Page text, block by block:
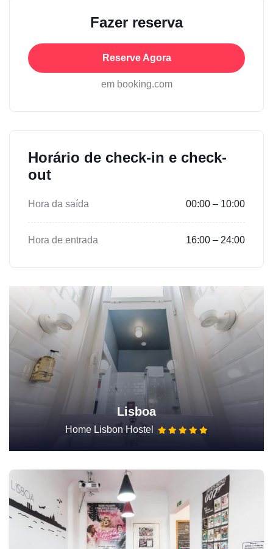
Fazer reserva
Reserve Agora
em booking.com
Horário de check-in e check-
out
Hora da saída 00:00 – 10:00
Hora de entrada 16:00 – 24:00
Lisboa
Home Lisbon Hostel